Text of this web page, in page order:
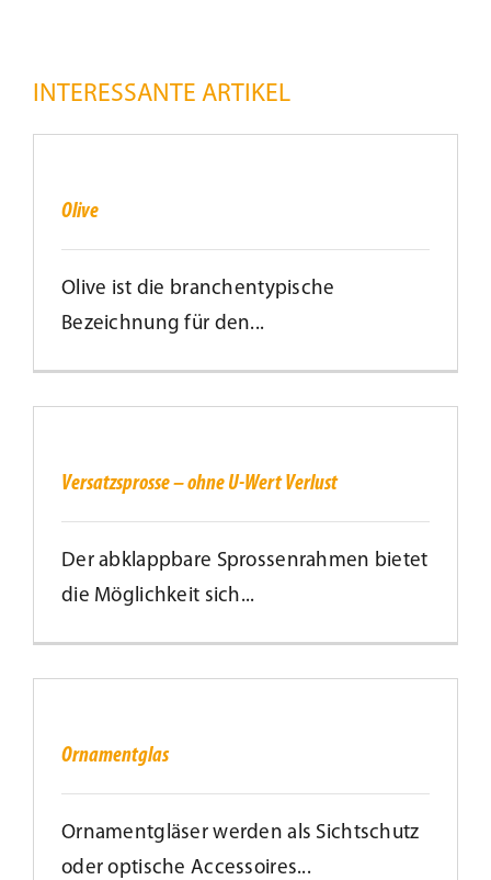
Kundenservice
Kontakt
INTERESSANTE ARTIKEL
Olive
Olive ist die branchentypische
Bezeichnung für den...
Wert
Verlust
Versatzsprosse – ohne U-Wert Verlust
Der abklappbare Sprossenrahmen bietet
die Möglichkeit sich...
Ornamentglas
Ornamentgläser werden als Sichtschutz
oder optische Accessoires...